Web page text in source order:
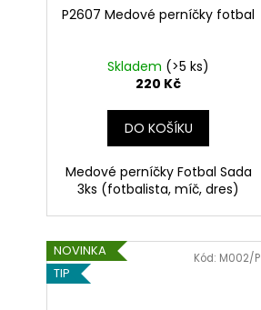
P2607 Medové perníčky fotbal
Skladem (>5 ks)
220 Kč
DO KOŠÍKU
Medové perníčky Fotbal Sada
3ks (fotbalista, míč, dres)
NOVINKA
TIP
Kód: M002/P